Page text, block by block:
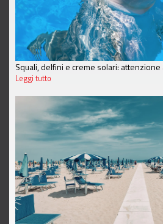
Squali, delfini e creme solari:
Leggi tutto